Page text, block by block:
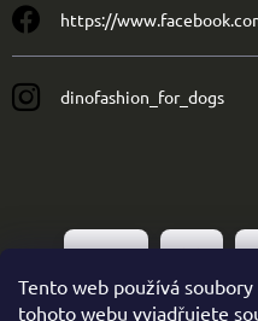
Tento web používá
tohoto webu vyjadřujete
https://
dinofashion_for_dogs